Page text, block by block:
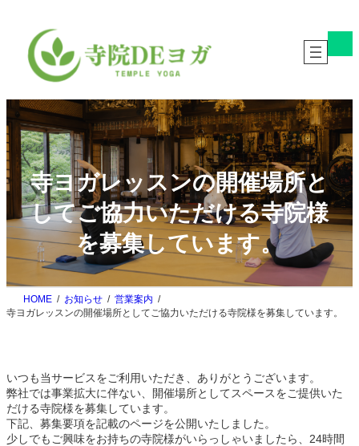
プ
コ
ク
寺ヨガレッスンの開催場所と
してご協力いただける寺院様
を募集しています。
HOME お知らせ
営業案内
寺ヨガレッスンの開催場所としてご協力いただける寺院様を募集しています。
いつも当サービスをご利用いただき、ありがとうございます。
弊社では事業拡大に伴ない、開催場所としてスペースをご提供いた
だける寺院様を募集しています。
下記、募集要項を記載のページを公開いたしました。
少しでもご興味をお持ちの寺院様がいらっしゃいましたら、24時間